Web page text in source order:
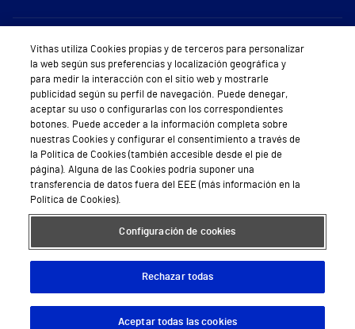
Sobre Vithas
Quiénes somos
Trabajar en Vithas
Teléfono Cita Médica
Teléfono Atención al Cliente
Política de seguridad y salud en el trabajo
Conoce a Supervita
Aviso Legal Política de cookies Política de privacidad Mapa web Protección de datos
Descargar App
Vithas utiliza Cookies propias y de terceros para personalizar
la web según sus preferencias y localización geográfica y
para medir la interacción con el sitio web y mostrarle
publicidad según su perfil de navegación. Puede denegar,
aceptar su uso o configurarlas con los correspondientes
botones. Puede acceder a la información completa sobre
nuestras Cookies y configurar el consentimiento a través de
la Política de Cookies (también accesible desde el pie de
página). Alguna de las Cookies podría suponer una
transferencia de datos fuera del EEE (más información en la
Política de Cookies).
Configuración de cookies
Rechazar todas
Aceptar todas las cookies